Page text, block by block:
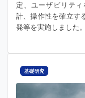
定、ユーザビリテ
計、操作性を確立す
発等を実施しました。
基礎研究